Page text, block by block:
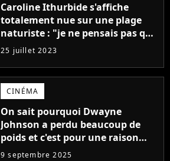
Caroline Ithurbide s'affiche
totalement nue sur une plage
naturiste : "je ne pensais pas que
j'arriverais à le faire..."
25 juillet 2023
CINÉMA
On sait pourquoi Dwayne
Johnson a perdu beaucoup de
poids et c'est pour une raison
importante
9 septembre 2025